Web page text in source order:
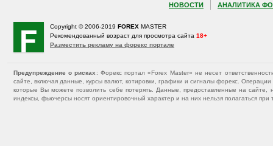
НОВОСТИ АНАЛИТИКА
Copyright © 2006-2019 FOREX MASTER
Рекомендованный возраст для просмотра сайта 18+
Разместить рекламу на форекс портале
Предупреждение о рисках : Форекс портал «Forex Master» не несет
сайте, включая данные, курсы валют, котировки, графики и сигналы форекс.
которые Вы можете позволить себе потерять. Данные, предоставленные на
индексы, фьючерсы носят ориентировочный характер и на них нельзя полагаться при